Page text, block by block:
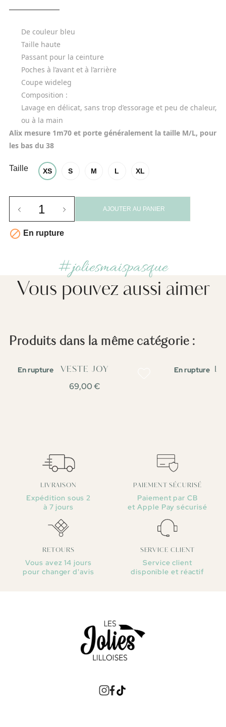
De couleur bleu
Taille haute
Passant pour la ceinture
Poches à l’avant et à l’arrière
Coupe wideleg
Composition :
Lavage en délicat, sans trop d’essorage et peu de chaleur,
ou à la main
Alix mesure 1m70 et porte généralement la taille M/L, pour
les bas du 38
Taille XS S M L XL
AJOUTER AU PANIER
 En rupture
#joliesmaispasque
Vous pouvez aussi aimer
Produits dans la même catégorie :
VESTE JOY
69,00 €
En rupture En rupture
LIVRAISON
Expédition sous 2
à 7 jours
PAIEMENT SÉCURISÉ
Paiement par CB
et Apple Pay sécurisé
RETOURS
Vous avez 14 jours
pour changer d'avis
SERVICE CLIENT
Service client
disponible et réactif